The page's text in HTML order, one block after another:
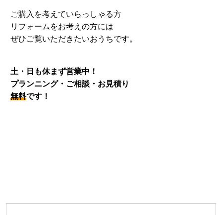
ご購入を考えていらっしゃる方
リフォームをお考えの方には
ぜひご覧いただきたいおうちです。
土・日も休まず営業中！
プランニング・ご相談・お見積り
無料です！